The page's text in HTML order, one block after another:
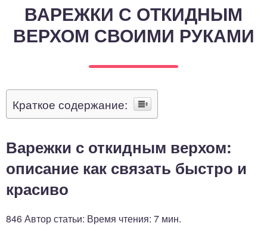
ВАРЕЖКИ С ОТКИДНЫМ
ВЕРХОМ СВОИМИ РУКАМИ
Краткое содержание:
Варежки с откидным верхом:
описание как связать быстро и
красиво
846 Автор статьи: Время чтения: 7 мин.